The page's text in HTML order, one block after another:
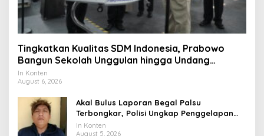
Tingkatkan Kualitas SDM Indonesia, Prabowo
Bangun Sekolah Unggulan hingga Undang
Universitas Terbaik Dunia
In Konten
August 6, 2026
Akal Bulus Laporan Begal Palsu
Terbongkar, Polisi Ungkap Penggelapan
Uang Perusahaan untuk Crypto
In Konten
August 5, 2026